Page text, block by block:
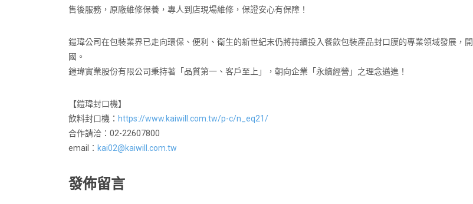
售後服務，原廠維修保養，專人到店現場維修，保證安心有保障！
鎧瑋公司在包裝業界已走向環保、便利、衛生的新世紀末仍將持續投入餐飲包裝產品封口膜的專業領域發展，
國。
鎧瑋實業股份有限公司秉持著「品質第一、客戶至上」，朝向企業「永續經營」之理念邁進！
【鎧瑋封口機】
飲料封口機： https://www.kaiwill.com.tw/p-c/n_eq21/
合作請洽：02-22607800
email： kai02@kaiwill.com.tw
發佈留言